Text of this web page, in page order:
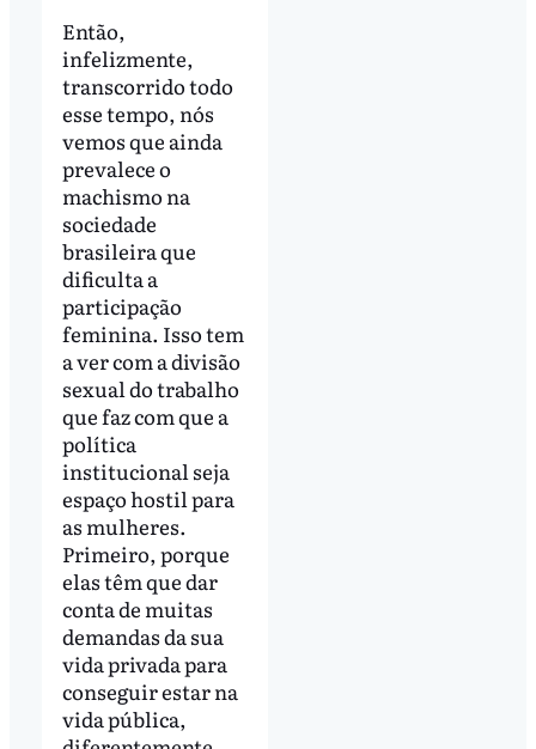
Então,
infelizmente,
transcorrido todo
esse tempo, nós
vemos que ainda
prevalece o
machismo na
sociedade
brasileira que
dificulta a
participação
feminina. Isso tem
a ver com a divisão
sexual do trabalho
que faz com que a
política
institucional seja
espaço hostil para
as mulheres.
Primeiro, porque
elas têm que dar
conta de muitas
demandas da sua
vida privada para
conseguir estar na
vida pública,